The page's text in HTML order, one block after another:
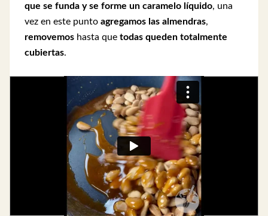
que se funda y se forme un caramelo líquido, una
vez en este punto agregamos las almendras,
removemos hasta que todas queden totalmente
cubiertas.